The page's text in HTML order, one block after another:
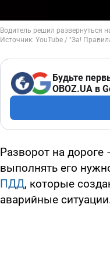
Будьте
OBOZ.UA в
Разворот на
выполнять его
ПДД, которые
аварийные